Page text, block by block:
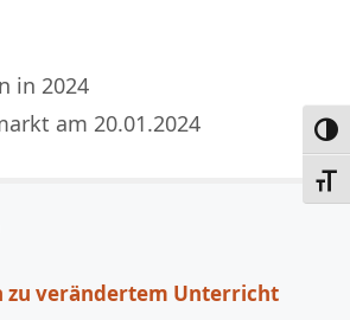
in 2024
am 20.01.2024
verändertem Unterricht